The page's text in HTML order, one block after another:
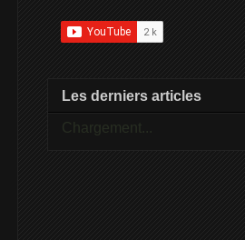
Les derniers articles
Chargement...